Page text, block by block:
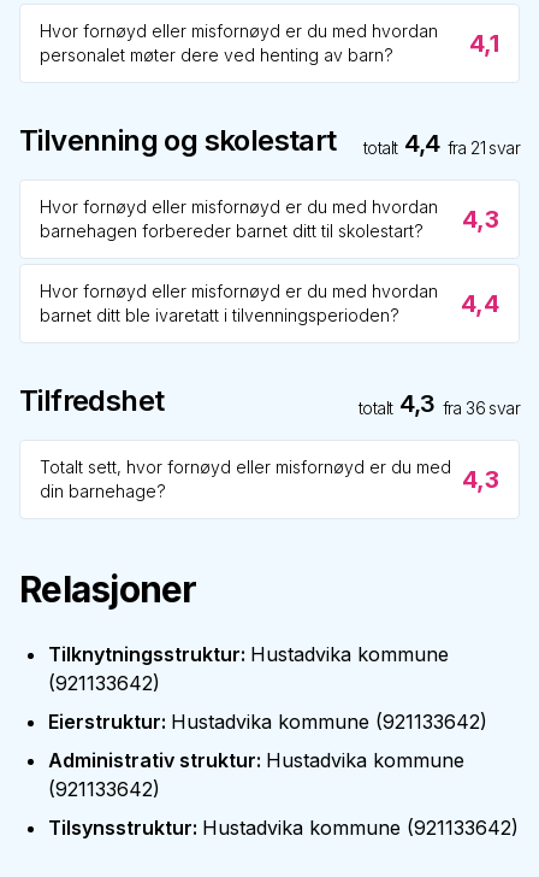
Hvor fornøyd eller misfornøyd er du med hvordan
personalet møter dere ved henting av barn?
4,1
Tilvenning og skolestart totalt 4,4 fra 21 svar
Hvor fornøyd eller misfornøyd er du med hvordan
barnehagen forbereder barnet ditt til skolestart?
4,3
Hvor fornøyd eller misfornøyd er du med hvordan
barnet ditt ble ivaretatt i tilvenningsperioden?
4,4
Tilfredshet totalt 4,3 fra 36 svar
Totalt sett, hvor fornøyd eller misfornøyd er du med
din barnehage?
4,3
Relasjoner
Tilknytningsstruktur: Hustadvika kommune
(921133642)
Eierstruktur: Hustadvika kommune (921133642)
Administrativ struktur: Hustadvika kommune
(921133642)
Tilsynsstruktur: Hustadvika kommune (921133642)